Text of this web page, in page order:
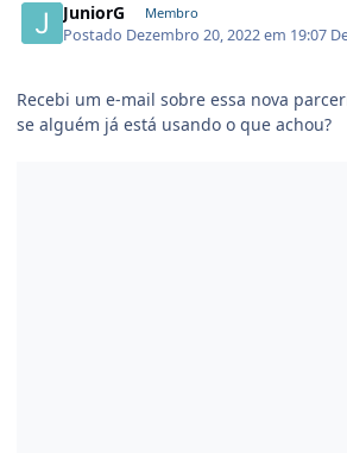
JuniorG Membro
Postado Dezembro 20, 2022 em 19:07
Recebi um e-mail sobre essa nova
se alguém já está usando o que achou?